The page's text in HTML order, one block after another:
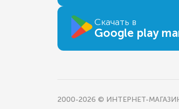
Скачать в
Google play
2000-2026 © ИНТЕРНЕТ-